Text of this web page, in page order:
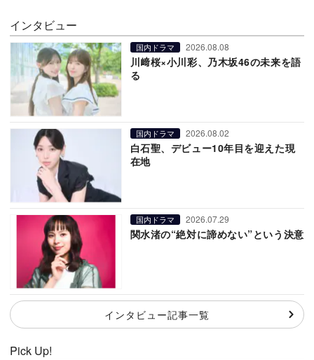
インタビュー
国内ドラマ 2026.08.08
川﨑桜×小川彩、乃木坂46の未来を語
る
国内ドラマ 2026.08.02
白石聖、デビュー10年目を迎えた現
在地
国内ドラマ 2026.07.29
関水渚の“絶対に諦めない”という決意
インタビュー記事一覧
Pick Up!